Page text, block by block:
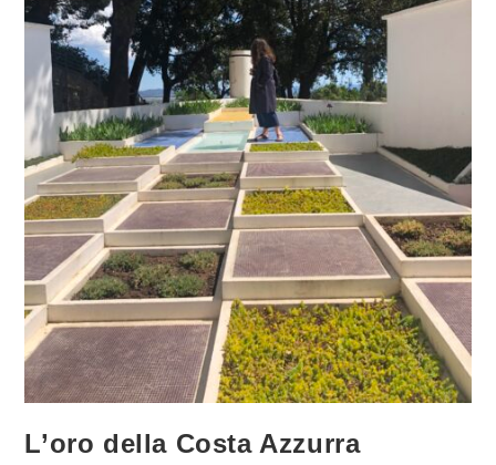
L’oro della Costa Azzurra